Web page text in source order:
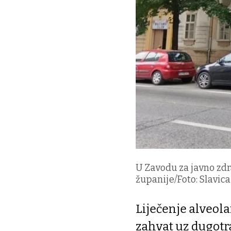
U Zavodu za javno
županije/Foto:
Liječenje
zahvat uz